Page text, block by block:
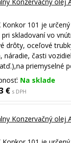
Konkor 101 je
skladovaní vo
drôty, oceľové
náradie, časti
priemyselné
Na sklade
€ s DPH
Konzervačný olej